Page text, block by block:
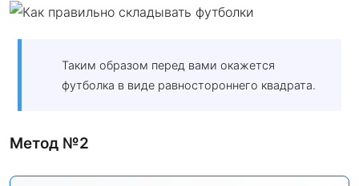
Таким образом перед вами окажется
футболка в виде равностороннего квадрата.
Метод №2